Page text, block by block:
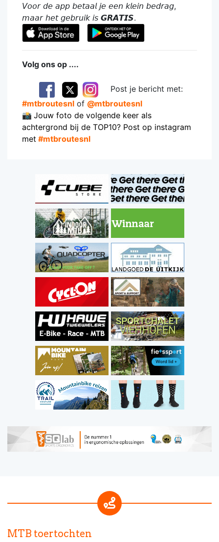
𝘝𝘰𝘰𝘳 𝘥𝘦 𝘢𝘱𝘱 𝘣𝘦𝘵𝘢𝘢𝘭 𝘫𝘦 𝘦𝘦𝘯 𝘬𝘭𝘦𝘪𝘯 𝘣𝘦𝘥𝘳𝘢𝘨,
𝘮𝘢𝘢𝘳 𝘩𝘦𝘵 𝘨𝘦𝘣𝘳𝘶𝘪𝘬 𝘪𝘴 𝙂𝙍𝘼𝙏𝙄𝙎.
Volg ons op ....
Post je bericht met:
#mtbroutesnl of @mtbroutesnl
📸 Jouw foto de volgende keer als
achtergrond bij de TOP10? Post op instagram
met #mtbroutesnl
MTB toertochten